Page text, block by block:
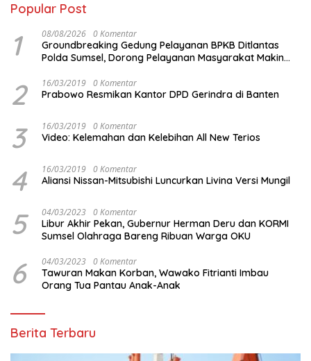
Popular Post
1 08/08/2026 0 Komentar
Groundbreaking Gedung Pelayanan BPKB Ditlantas
Polda Sumsel, Dorong Pelayanan Masyarakat Makin
2 16/03/2019 0 Komentar
Prabowo Resmikan Kantor DPD Gerindra di Banten
3 16/03/2019 0 Komentar
Video: Kelemahan dan Kelebihan All New Terios
4 16/03/2019 0 Komentar
Aliansi Nissan-Mitsubishi Luncurkan Livina Versi Mungil
5 04/03/2023 0 Komentar
Libur Akhir Pekan, Gubernur Herman Deru dan KORMI
Sumsel Olahraga Bareng Ribuan Warga OKU
6 04/03/2023 0 Komentar
Tawuran Makan Korban, Wawako Fitrianti Imbau
Orang Tua Pantau Anak-Anak
Berita Terbaru